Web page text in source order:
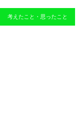
考えたこと・思ったこと